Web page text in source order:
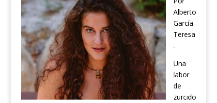
Alberto
García-
Teresa
.
Una
labor
de
zurcido